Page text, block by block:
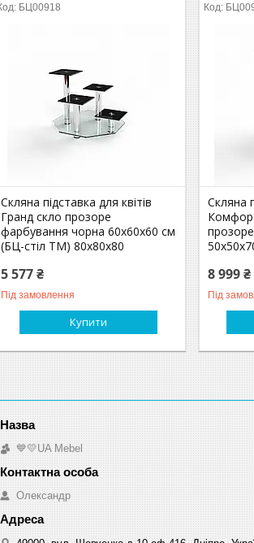
БЦ00918
Скляна підставка для квітів
Гранд скло прозоре
фарбування чорна 60х60х60 см
(БЦ-стіл ТМ) 80х80х80
5 577 ₴
Під замовлення
Купити
Скляна
8 999 ₴
Під
💙💛UA Mebel
Олександр